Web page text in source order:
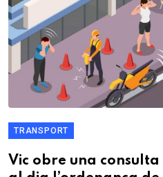
TRANSPORT
Vic obre una